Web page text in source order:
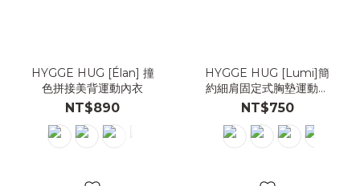
HYGGE HUG [Élan] 撞
色拼接美背運動內衣
NT$890
HYGGE HUG [Lumi]簡
約細肩固定式胸墊運動內
衣
NT$750